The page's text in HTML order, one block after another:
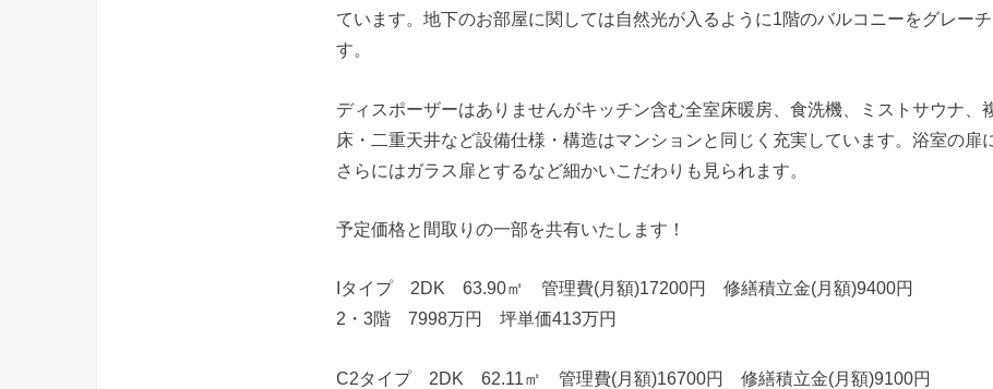
ています。地下のお部屋に関しては自然光が入るように1階のバルコニーをグレー
す。
ディスポーザーはありませんがキッチン含む全室床暖房、食洗機、ミストサウナ、
床・二重天井など設備仕様・構造はマンションと同じく充実しています。浴室の扉
さらにはガラス扉とするなど細かいこだわりも見られます。
予定価格と間取りの一部を共有いたします！
Iタイプ 2DK 63.90㎡ 管理費(月額)17200円 修繕積立金(月額)9400円
2・3階 7998万円 坪単価413万円
C2タイプ 2DK 62.11㎡ 管理費(月額)16700円 修繕積立金(月額)9100円